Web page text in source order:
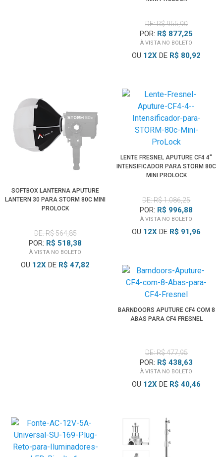
DE: R$ 955,90
POR: R$ 877,25
À VISTA NO BOLETO
OU 12X DE R$ 80,92
SOFTBOX LANTERNA APUTURE
LANTERN 30 PARA STORM 80C MINI
PROLOCK
DE: R$ 564,85
POR: R$ 518,38
À VISTA NO BOLETO
OU 12X DE R$ 47,82
LENTE FRESNEL APUTURE CF4 4"
INTENSIFICADOR PARA STORM 80C
MINI PROLOCK
DE: R$ 1.086,25
POR: R$ 996,88
À VISTA NO BOLETO
OU 12X DE R$ 91,96
BARNDOORS APUTURE CF4 COM 8
ABAS PARA CF4 FRESNEL
DE: R$ 477,95
POR: R$ 438,63
À VISTA NO BOLETO
OU 12X DE R$ 40,46